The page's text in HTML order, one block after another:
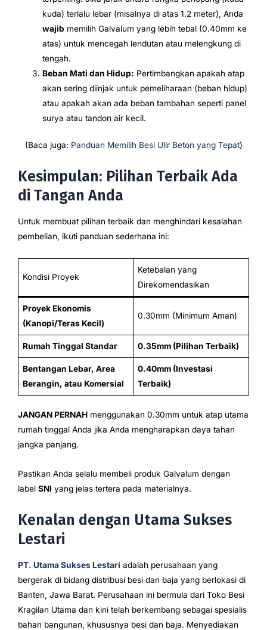
kuda) terlalu lebar (misalnya di atas 1.2 meter), Anda
wajib memilih Galvalum yang lebih tebal (0.40mm ke
atas) untuk mencegah lendutan atau melengkung di
tengah.
Beban Mati dan Hidup: Pertimbangkan apakah atap
akan sering diinjak untuk pemeliharaan (beban hidup)
atau apakah akan ada beban tambahan seperti panel
surya atau tandon air kecil.
(Baca juga: Panduan Memilih Besi Ulir Beton yang Tepat)
Kesimpulan: Pilihan Terbaik Ada
di Tangan Anda
Untuk membuat pilihan terbaik dan menghindari kesalahan
pembelian, ikuti panduan sederhana ini:
Kondisi Proyek
Ketebalan yang
Direkomendasikan
Proyek Ekonomis
(Kanopi/Teras Kecil)
0.30mm (Minimum Aman)
Rumah Tinggal Standar 0.35mm (Pilihan Terbaik)
Bentangan Lebar, Area
Berangin, atau Komersial
0.40mm (Investasi
Terbaik)
JANGAN PERNAH menggunakan 0.30mm untuk atap utama
rumah tinggal Anda jika Anda mengharapkan daya tahan
jangka panjang.
Pastikan Anda selalu membeli produk Galvalum dengan
label SNI yang jelas tertera pada materialnya.
Kenalan dengan Utama Sukses
Lestari
PT. Utama Sukses Lestari adalah perusahaan yang
bergerak di bidang distribusi besi dan baja yang berlokasi di
Banten, Jawa Barat. Perusahaan ini bermula dari Toko Besi
Kragilan Utama dan kini telah berkembang sebagai spesialis
bahan bangunan, khususnya besi dan baja. Menyediakan